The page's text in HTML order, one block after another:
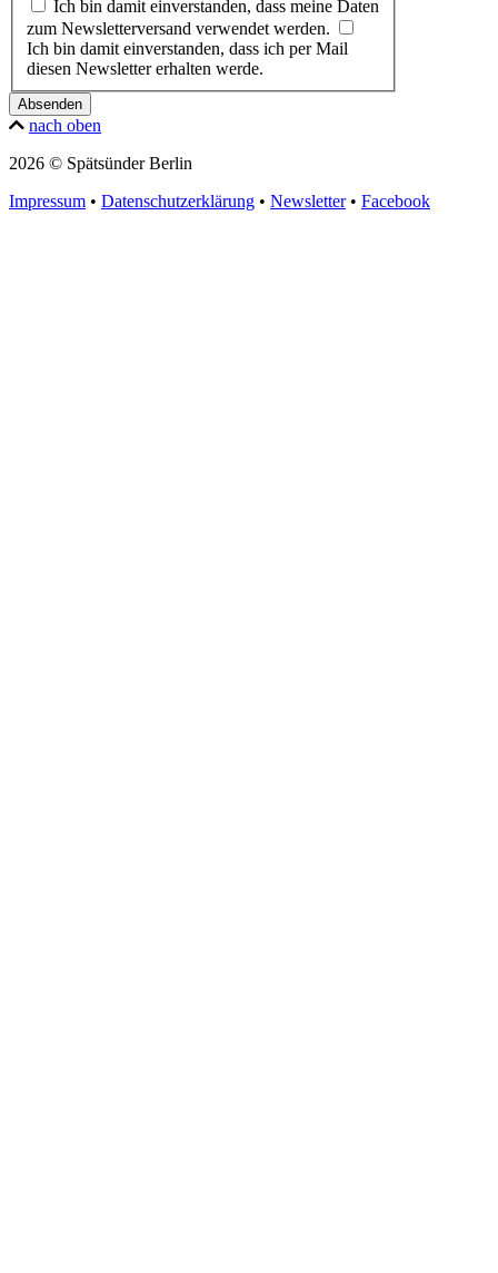
Ich bin damit einverstanden, dass meine Daten
zum Newsletterversand verwendet werden.
Ich bin damit einverstanden, dass ich per Mail
diesen Newsletter erhalten werde.
Absenden
nach oben
2026 © Spätsünder Berlin
Impressum • Datenschutzerklärung • Newsletter• Facebook